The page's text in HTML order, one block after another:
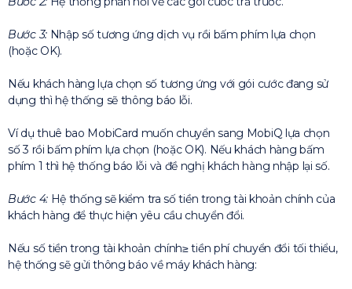
Bước 3:Nhập số tương ứng dịch vụ rồi bấm phím lựa chọn
(hoặc OK).
Nếu khách hàng lựa chọn số tương ứng với gói cước đang sử
dụng thì hệ thống sẽ thông báo lỗi.
Ví dụ thuê bao MobiCard muốn chuyển sang MobiQ lựa chọn
số 3 rồi bấm phím lựa chọn (hoặc OK). Nếu khách hàng bấm
phím 1 thì hệ thống báo lỗi và đề nghị khách hàng nhập lại số.
Bước 4:Hệ thống sẽ kiểm tra số tiền trong tài khoản chính của
khách hàng để thực hiện yêu cầu chuyển đổi.
Nếu số tiền trong tài khoản chính≥ tiền phí chuyển đổi tối thiểu,
hệ thống sẽ gửi thông báo về máy khách hàng: